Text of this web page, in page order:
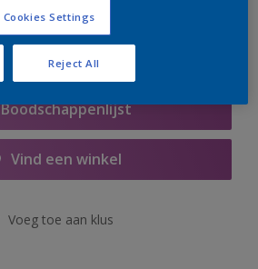
Boodschappenlijst
Vind een winkel
Voeg toe aan klus
Cookies Settings
Reject All